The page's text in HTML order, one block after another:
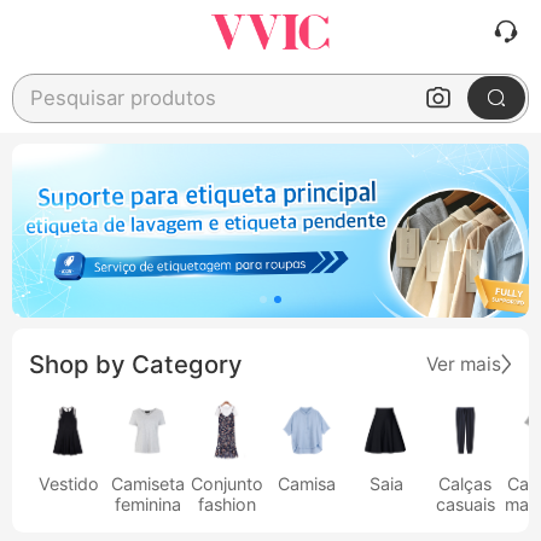
Pesquisar produtos
Shop by Category Ver mais
Vestido
Camiseta
feminina
Conjunto
fashion
Camisa Saia
Calças
casuais